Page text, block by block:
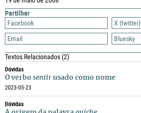
Partilhar
Facebook
X (twitter)
Email
Bluesky
Textos Relacionados(2)
Dúvidas
O verbo sentir usado como nome
2023-05-23
Dúvidas